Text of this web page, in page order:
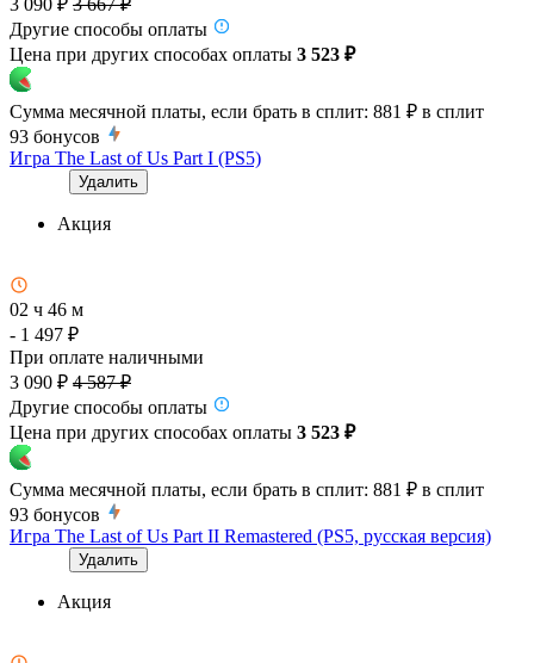
Другие способы оплаты
Цена при других способах оплаты 3 523 ₽
Сумма месячной платы, если брать в сплит: 881 ₽ в сплит
93 бонусов
Игра The Last of Us Part I (PS5)
Удалить
Акция
02 ч 46 м
- 1 497 ₽
При оплате наличными
3 090 ₽ 4 587 ₽
Другие способы оплаты
Цена при других способах оплаты 3 523 ₽
Сумма месячной платы, если брать в сплит: 881 ₽ в сплит
93 бонусов
Игра The Last of Us Part II Remastered (PS5, русская версия)
Удалить
Акция